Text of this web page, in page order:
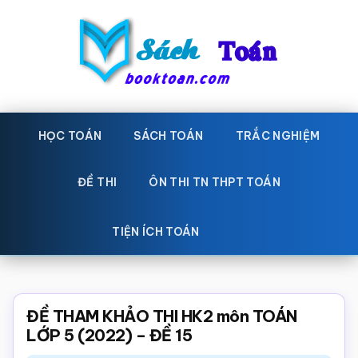
Sách
Toán
toán
Học
toán,
giáo
Toán,
trắc
HỌC TOÁN SÁCH TOÁN TRẮC NGHIỆM
ĐỀ THI ÔN THI TN THPT TOÁN
TIỆN ÍCH TOÁN
ĐỀ THAM KHẢO THI HK2 môn TOÁN
LỚP 5 (2022) – ĐỀ 15